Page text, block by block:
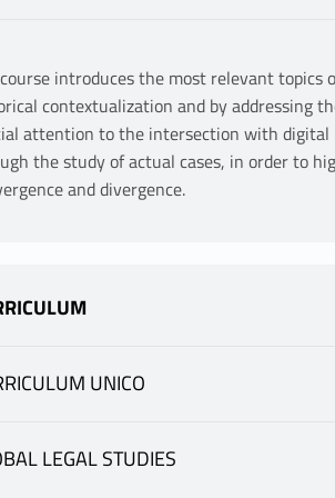
introduces the most relevant
contextualization and by addressing
attention to the intersection with digital
the study of actual cases, in order to
and divergence.
UNICO
LEGAL STUDIES